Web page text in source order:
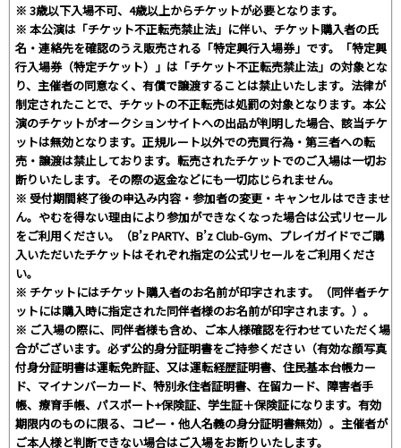
※ 3歳以下入場不可、4歳以上からチケットが必要となります。
※ 本公演は「チケット不正転売禁止法」に伴い、チケット購入者の氏
名・連絡先を確認のうえ販売される「特定興行入場券」です。「特定興
行入場券（特定チケット）」は「チケット不正転売禁止法」の対象とな
り、主催者の同意なく、有償で譲渡することは禁止いたします。法律が
制定されたことで、チケットの不正転売は処罰の対象となります。本公
演のチケットがオークションサイトへの出品が判明した場合、該当チケ
ットは無効となります。正規ルート以外での売買行為・第三者への転
売・譲渡は禁止しております。転売されたチケットでのご入場は一切お
断りいたします。その際の返金などにも一切応じられません。
※ 受付期間終了後の申込み内容・参加者の変更・キャンセルはできませ
ん。やむを得ない理由により参加ができなくなった場合は公式リセール
をご利用ください。（B’z PARTY、B’z Club-Gym、プレイガイドでご購
入いただいたチケットはそれぞれ指定の公式リセールをご利用くださ
い。
※ チケットにはチケット購入者のお名前が印字されます。（同伴者チケ
ットには購入時に指定された同伴者様のお名前が印字されます。）。
※ ご入場の際に、同伴者様も含め、ご本人様確認を行わせていただく場
合がございます。必ず公的身分証明書をご持参ください（有効な顔写真
付身分証明書は運転免許証、又は運転経歴証明書、住民基本台帳カー
ド、マイナンバーカード、特別永住者証明書、在留カード、障害者手
帳、療育手帳、パスポート+保険証、学生証＋保険証になります。有効
期限内のものに限る、コピー・他人名義の身分証明書無効）。主催者が
ご本人様と判断できない場合はご入場をお断りいたします。